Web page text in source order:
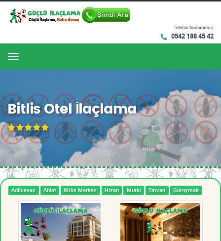
Telefon Numaramız:
0542 188 45 42
Menu
Bitlis Otel İlaçlama
Adilcevaz Ahlat Bitlis Merkez Hizan Mutki Tatvan Güroymak